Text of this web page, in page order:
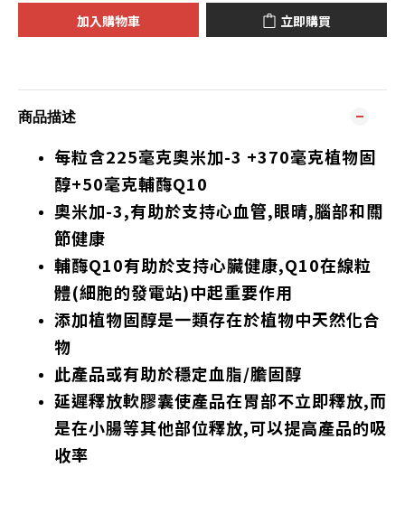
加入購物車 立即購買
商品描述
每粒含225毫克奧米加-3 +370毫克植物固
醇+50毫克輔酶Q10
奧米加-3,有助於支持心血管,眼晴,腦部和關
節健康
輔酶Q10有助於支持心臟健康,Q10在線粒
體(細胞的發電站)中起重要作用
添加植物固醇是一類存在於植物中天然化合
物
此產品或有助於穩定血脂/膽固醇
延遲釋放軟膠囊使產品在胃部不立即釋放,而
是在小腸等其他部位釋放,可以提高產品的吸
收率